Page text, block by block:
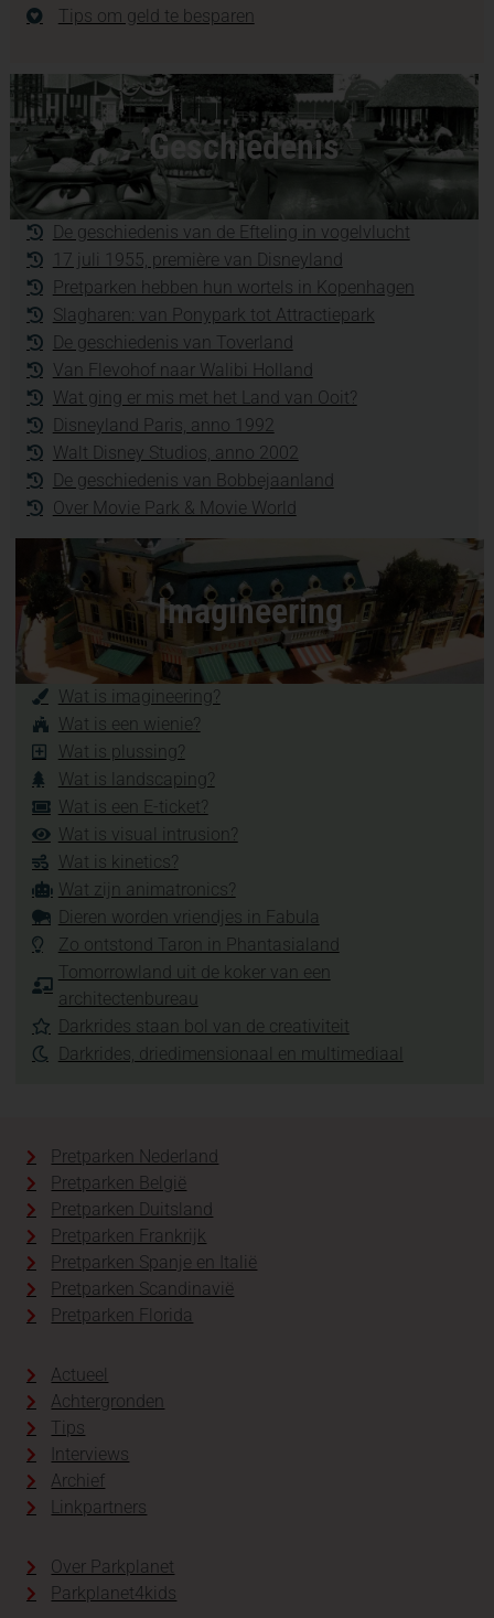
Tips om geld te besparen
Geschiedenis
De geschiedenis van de Efteling in vogelvlucht
17 juli 1955, première van Disneyland
Pretparken hebben hun wortels in Kopenhagen
Slagharen: van Ponypark tot Attractiepark
De geschiedenis van Toverland
Van Flevohof naar Walibi Holland
Wat ging er mis met het Land van Ooit?
Disneyland Paris, anno 1992
Walt Disney Studios, anno 2002
De geschiedenis van Bobbejaanland
Over Movie Park & Movie World
Imagineering
Wat is imagineering?
Wat is een wienie?
Wat is plussing?
Wat is landscaping?
Wat is een E-ticket?
Wat is visual intrusion?
Wat is kinetics?
Wat zijn animatronics?
Dieren worden vriendjes in Fabula
Zo ontstond Taron in Phantasialand
Tomorrowland uit de koker van een
architectenbureau
Darkrides staan bol van de creativiteit
Darkrides, driedimensionaal en multimediaal
Pretparken Nederland
Pretparken België
Pretparken Duitsland
Pretparken Frankrijk
Pretparken Spanje en Italië
Pretparken Scandinavië
Pretparken Florida
Actueel
Achtergronden
Tips
Interviews
Archief
Linkpartners
Over Parkplanet
Parkplanet4kids